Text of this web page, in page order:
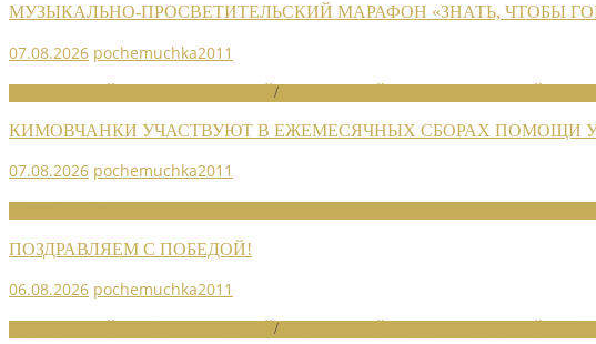
МУЗЫКАЛЬНО-ПРОСВЕТИТЕЛЬСКИЙ МАРАФОН «ЗНАТЬ, ЧТОБЫ
07.08.2026 pochemuchka2011
/
КИМОВЧАНКИ УЧАСТВУЮТ В ЕЖЕМЕСЯЧНЫХ СБОРАХ ПОМОЩИ
07.08.2026 pochemuchka2011
ПОЗДРАВЛЯЕМ С ПОБЕДОЙ!
06.08.2026 pochemuchka2011
/